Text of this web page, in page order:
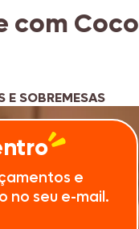
com Coco
E SOBREMESAS
e
no seu e-mail.